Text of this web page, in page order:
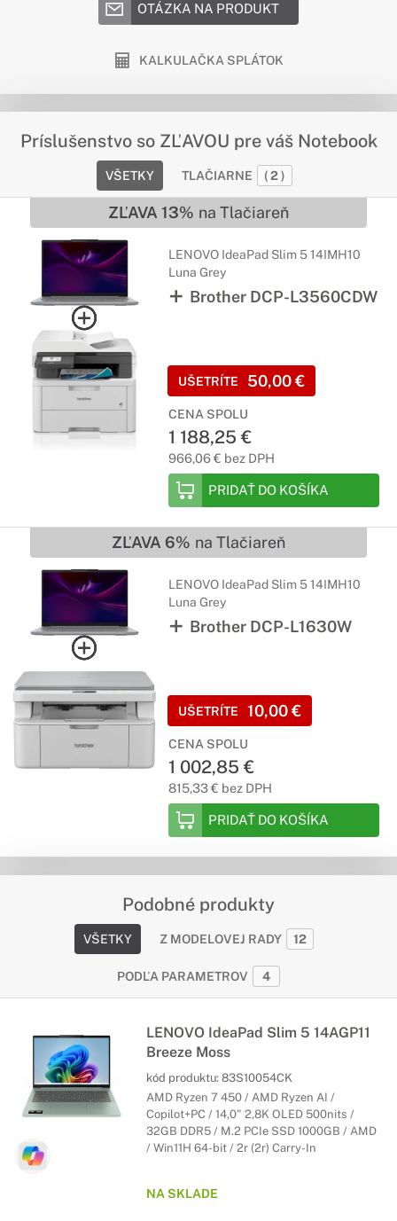
OTÁZKA NA PRODUKT
KALKULAČKA SPLÁTOK
Príslušenstvo so ZĽAVOU pre váš Notebook
VŠETKY TLAČIARNE ( 2 )
ZĽAVA 13% na Tlačiareň
LENOVO IdeaPad Slim 5 14IMH10
Luna Grey
Brother DCP-L3560CDW
UŠETRÍTE 50,00 €
CENA SPOLU
1 188,25 €
966,06 € bez DPH
PRIDAŤ DO KOŠÍKA
ZĽAVA 6% na Tlačiareň
LENOVO IdeaPad Slim 5 14IMH10
Luna Grey
Brother DCP-L1630W
UŠETRÍTE 10,00 €
CENA SPOLU
1 002,85 €
815,33 € bez DPH
PRIDAŤ DO KOŠÍKA
Podobné produkty
VŠETKY Z MODELOVEJ RADY 12
PODĽA PARAMETROV 4
LENOVO IdeaPad Slim 5 14AGP11
Breeze Moss
kód produktu: 83S10054CK
AMD Ryzen 7 450 / AMD Ryzen AI /
Copilot+PC / 14,0" 2,8K OLED 500nits /
32GB DDR5 / M.2 PCIe SSD 1000GB / AMD
/ Win11H 64-bit / 2r (2r) Carry-In
NA SKLADE